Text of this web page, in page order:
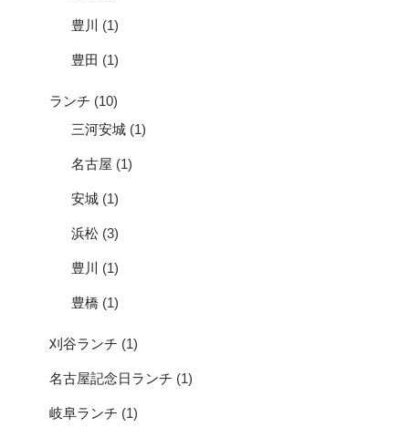
豊川 (1)
豊田 (1)
ランチ (10)
三河安城 (1)
名古屋 (1)
安城 (1)
浜松 (3)
豊川 (1)
豊橋 (1)
刈谷ランチ (1)
名古屋記念日ランチ (1)
岐阜ランチ (1)